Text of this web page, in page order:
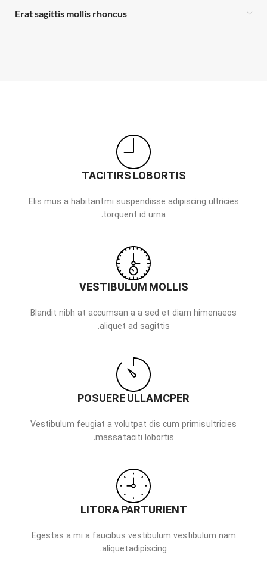
Erat sagittis mollis rhoncus
TACITIRS LOBORTIS
Elis mus a habitant mi suspendisse adipiscing ultricies
torquent id urna.
VESTIBULUM MOLLIS
Blandit nibh at accumsan a a sed et diam himenaeos
aliquet ad sagittis.
POSUERE ULLAMCPER
Vestibulum feugiat a volutpat dis cum primis ultricies
massa taciti lobortis.
LITORA PARTURIENT
Egestas a mi a faucibus vestibulum vestibulum nam
aliquet adipiscing.